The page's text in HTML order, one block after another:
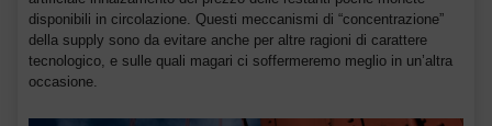
disponibili in circolazione. Questi meccanismi di “concentrazione”
della supply sono da evitare anche per altre ragioni di carattere
tecnologico, e sulle quali magari ci soffermeremo meglio in un’altra
occasione.